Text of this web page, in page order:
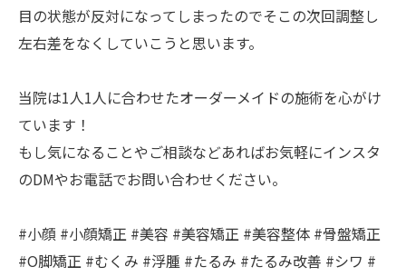
目の状態が反対になってしまったのでそこの次回調整し
左右差をなくしていこうと思います。
当院は1人1人に合わせたオーダーメイドの施術を心がけ
ています！
もし気になることやご相談などあればお気軽にインスタ
のDMやお電話でお問い合わせください。
#小顔 #小顔矯正 #美容 #美容矯正 #美容整体 #骨盤矯正
#O脚矯正 #むくみ #浮腫 #たるみ #たるみ改善 #シワ #